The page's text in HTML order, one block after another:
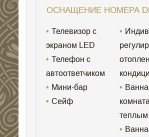
ОСНАЩЕНИЕ НОМЕРА
Телевизор с
экраном LED
Телефон с
автоответчиком
Мини-бар
Сейф